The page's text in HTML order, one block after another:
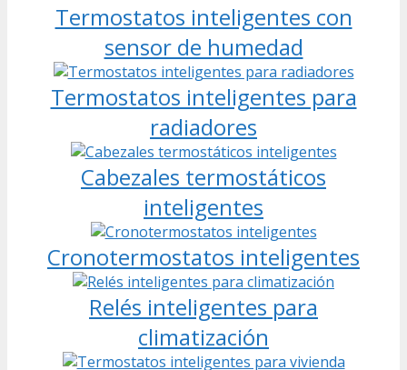
Termostatos inteligentes con
sensor de humedad
Termostatos inteligentes para
radiadores
Cabezales termostáticos
inteligentes
Cronotermostatos inteligentes
Relés inteligentes para
climatización